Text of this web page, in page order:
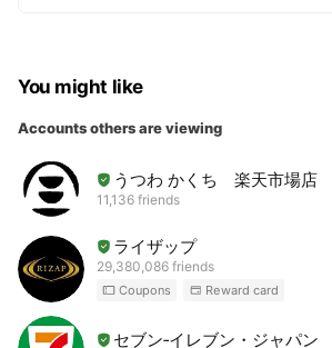
You might like
Accounts others are viewing
うつわ かくち 楽天市場店
11,136 friends
ライザップ
29,380,086 friends
Coupons Reward card
セブン‐イレブン・ジャパン